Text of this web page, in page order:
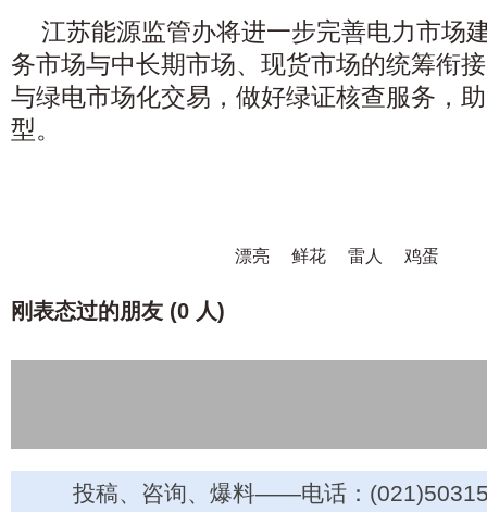
江苏能源监管办将进一步完善电力市场
务市场与中长期市场、现货市场的统筹衔
与绿电市场化交易，做好绿证核查服务，
型。
漂亮 鲜花 雷人 鸡蛋
刚表态过的朋友 (0 人)
投稿、咨询、爆料——电话：